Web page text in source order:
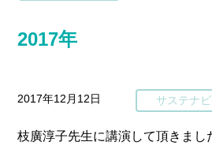
2017年
2017年12月12日 サステナ
枝廣淳子先生に講演して頂きまし